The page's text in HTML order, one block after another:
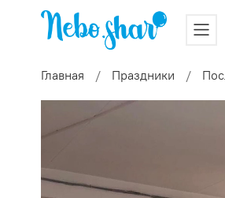
Главная Праздники